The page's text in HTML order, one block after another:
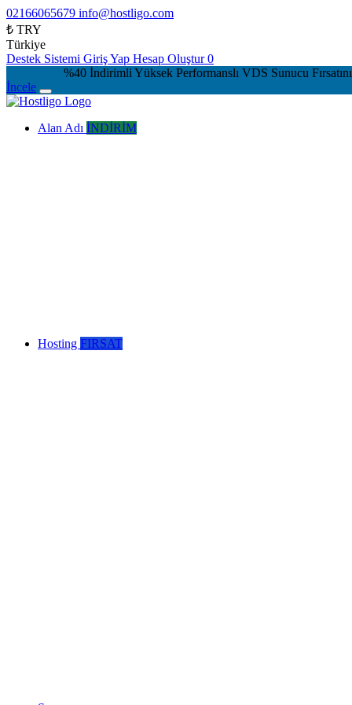
02166065679 info@hostligo.com
₺ TRY
Türkiye
Destek Sistemi Giriş Yap Hesap Oluştur0
%40 İndirimli Yüksek Performanslı VDS Sunucu
İncele
Alan Adı İNDİRİM
Hosting FIRSAT